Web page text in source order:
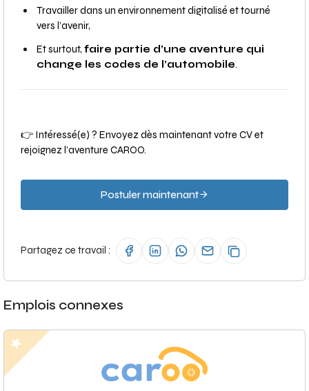
Travailler dans un environnement digitalisé et tourné
vers l’avenir,
Et surtout, faire partie d’une aventure qui
change les codes de l’automobile.
👉 Intéressé(e) ? Envoyez dès maintenant votre CV et
rejoignez l’aventure CAROO.
Postuler maintenant
Partagez ce travail :
Emplois connexes